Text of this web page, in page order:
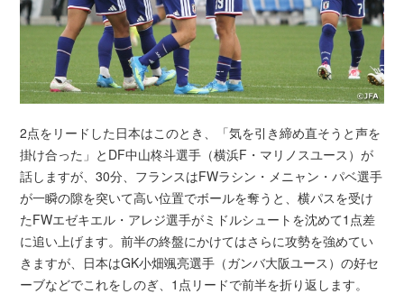
2点をリードした日本はこのとき、「気を引き締め直そうと声を
掛け合った」とDF中山柊斗選手（横浜F・マリノスユース）が
話しますが、30分、フランスはFWラシン・メニャン・パベ選手
が一瞬の隙を突いて高い位置でボールを奪うと、横パスを受け
たFWエゼキエル・アレジ選手がミドルシュートを沈めて1点差
に追い上げます。前半の終盤にかけてはさらに攻勢を強めてい
きますが、日本はGK小畑颯亮選手（ガンバ大阪ユース）の好セ
ーブなどでこれをしのぎ、1点リードで前半を折り返します。